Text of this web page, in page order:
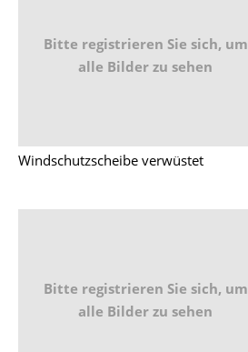
Bitte registrieren Sie sich, um
alle Bilder zu sehen
Windschutzscheibe verwüstet
Bitte registrieren Sie sich, um
alle Bilder zu sehen